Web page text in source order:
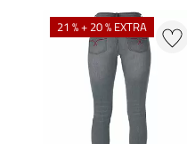
21 % + 20 % EXTRA